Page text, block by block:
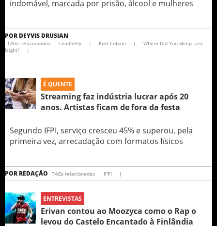
indomável, marcada por prisão, álcool e mulheres
POR DEYVIS DRUSIAN
TAGs relacionadas Leadbelly | Kurt Cobain |
Where Did You Sleep Last
Night?
|
É QUENTE
Streaming faz indústria lucrar após 20
anos. Artistas ficam de fora da festa
Segundo IFPI, serviço cresceu 45% e superou, pela
primeira vez, arrecadação com formatos físicos
POR REDAÇÃO TAGs relacionadas IFPI |
ENTREVISTAS
Erivan contou ao Moozyca como o Rap o
levou do Castelo Encantado à Finlândia